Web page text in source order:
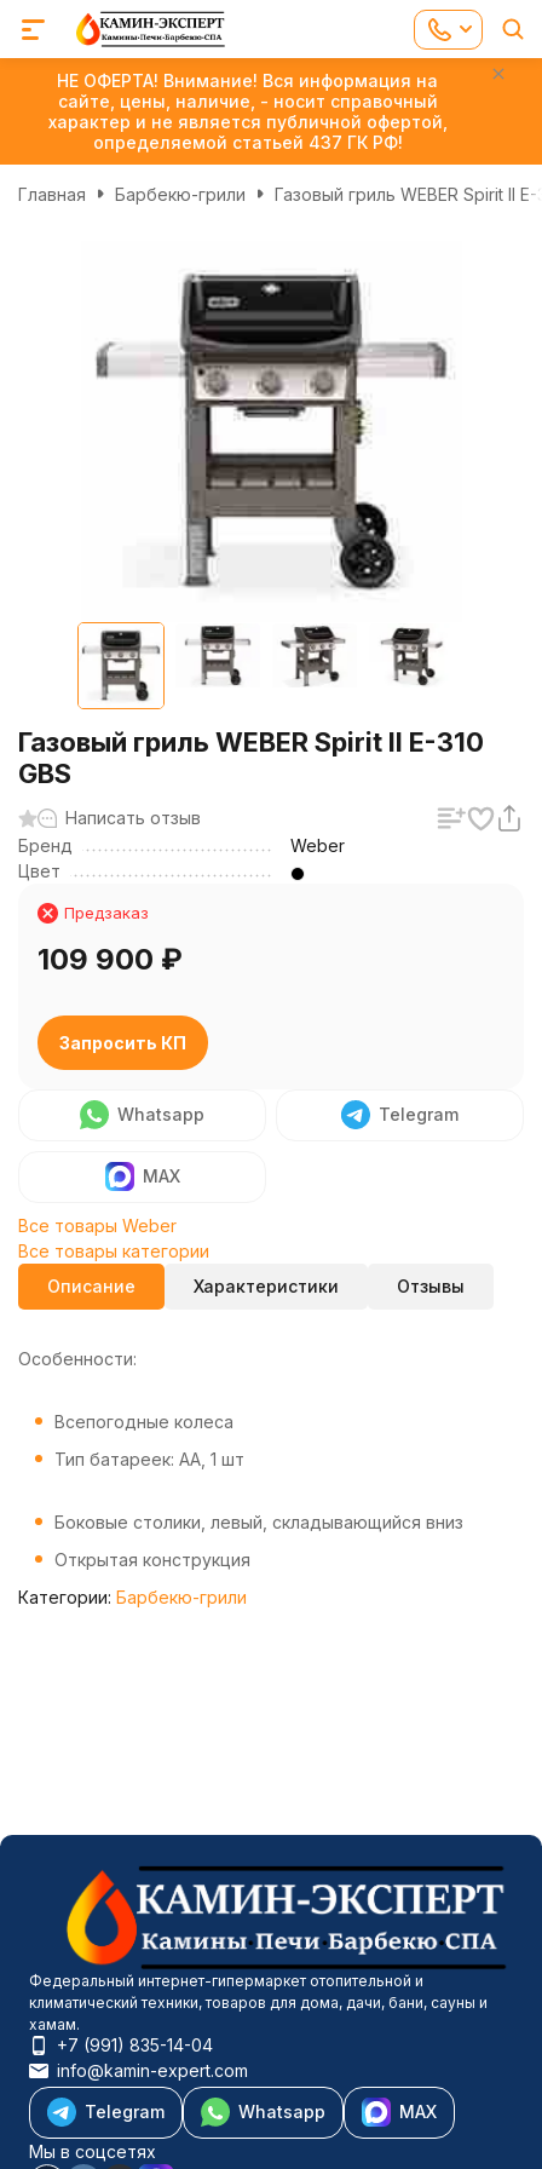
НЕ ОФЕРТА! Внимание! Вся информация на
сайте, цены, наличие, - носит справочный
характер и не является публичной офертой,
определяемой статьей 437 ГК РФ!
Главная Барбекю-грили Газовый гриль WEBER Spirit II E-
Газовый гриль WEBER Spirit II E-310
GBS
Написать отзыв
Бренд
Weber
Цвет
Предзаказ
109 900 ₽
Запросить КП
Whatsapp Telegram
MAX
Все товары Weber
Все товары категории
Описание
Характеристики Отзывы
Особенности:
Всепогодные колеса
Тип батареек: AA, 1 шт
Боковые столики, левый, складывающийся вниз
Открытая конструкция
Категории: Барбекю-грили
Федеральный интернет-гипермаркет отопительной и
климатический техники, товаров для дома, дачи, бани, сауны и
хамам.
+7 (991) 835-14-04
info@kamin-expert.com
Telegram
Whatsapp
MAX
Мы в соцсетях